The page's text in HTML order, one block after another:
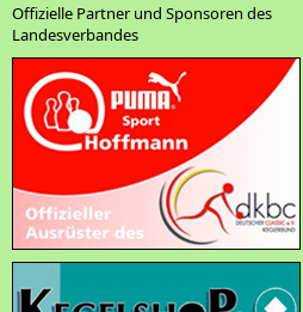
Offizielle Partner und Sponsoren des
Landesverbandes